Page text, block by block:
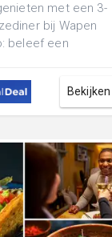
met een 3-
bij Wapen
beleef een
Bekijken